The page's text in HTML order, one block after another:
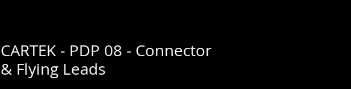
CARTEK - PDP 08 - Connector
& Flying Leads